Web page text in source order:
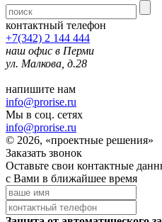
контактный телефон
+7(342) 2 144 444
наш офис в Перми
ул. Малкова, д.28
напишите нам
info@prorise.ru
Мы в соц. сетях
info@prorise.ru
© 2026, «проектные решения»
Заказать звонок
Оставьте свои контактные
с Вами в ближайшее время